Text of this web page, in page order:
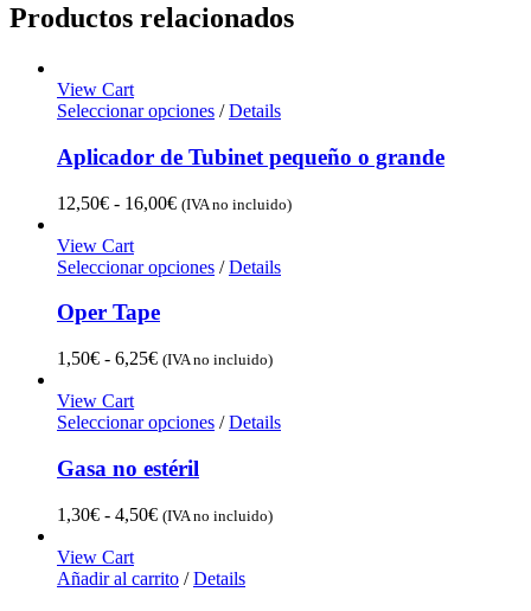
Productos relacionados
View Cart
Seleccionar opciones / Details
Aplicador de Tubinet pequeño o grande
12,50€ - 16,00€Rango
desde
(IVA no incluido)
View Cart
Seleccionar opciones / Details
Oper Tape
1,50€ - 6,25€Rango
desde
hasta
6,25€
(IVA no incluido)
View Cart
Seleccionar opciones / Details
Gasa no estéril
1,30€ - 4,50€Rango
desde
(IVA no incluido)
View Cart
Añadir al carrito / Details